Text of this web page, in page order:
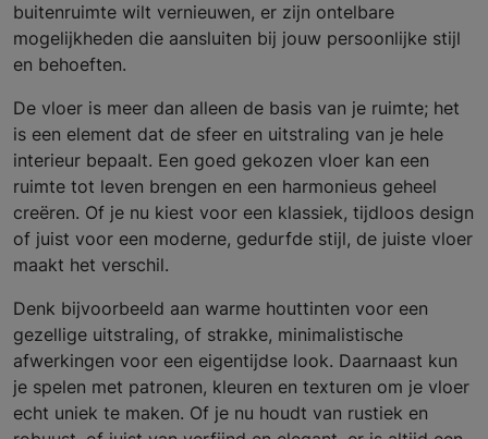
buitenruimte wilt vernieuwen, er zijn ontelbare
mogelijkheden die aansluiten bij jouw persoonlijke stijl
en behoeften.
De vloer is meer dan alleen de basis van je ruimte; het
is een element dat de sfeer en uitstraling van je hele
interieur bepaalt. Een goed gekozen vloer kan een
ruimte tot leven brengen en een harmonieus geheel
creëren. Of je nu kiest voor een klassiek, tijdloos design
of juist voor een moderne, gedurfde stijl, de juiste vloer
maakt het verschil.
Denk bijvoorbeeld aan warme houttinten voor een
gezellige uitstraling, of strakke, minimalistische
afwerkingen voor een eigentijdse look. Daarnaast kun
je spelen met patronen, kleuren en texturen om je vloer
echt uniek te maken. Of je nu houdt van rustiek en